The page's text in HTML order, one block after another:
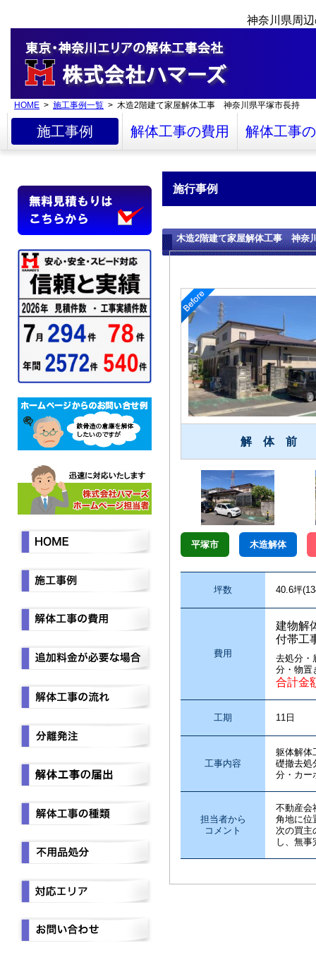
神奈川県周
HOME > 施工事例一覧 > 木造2階建て家屋解体工事 神奈川県平塚市長持
施工事例 解体工事の費用 解体工事
施行事例
木造2階建て家屋解体工事 神奈
解 体 前
平塚市 木造解体
坪数 40.6坪
費用
建物解
付帯工
去処分・
分・物置
合計金
工期 11日
工事内容
躯体解
礎撤去処
分・カー
担当者から
コメント
不動産会
角地に位
次の買主
し、無事